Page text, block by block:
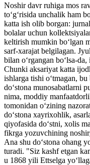
Noshir davr ruhiga mos
to‘g‘risida unchalik ham
katta ish olib borgan:
bolalar uchun
keltirish mumkin bo‘lgan
sarf-xarajat belgilagan.
bilan o‘rgangan bo‘lsa-
Chunki aksariyat katta
ishlarga tishi o‘tmagan,
do‘stona munosabatlarni
nima, moddiy
tomonidan o‘zining
do‘stona xayrixohlik,
qiyofasida do‘stni, xolis
fikrga yozuvchining
Ana shu do‘stona ohang
turadi. "Siz kashf etgan
u 1868 yili Ettselga